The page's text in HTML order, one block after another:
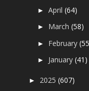
►April(64)
► March(58)
► February
► January(41)
► 2025(607)